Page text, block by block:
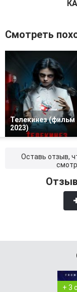
Смотреть
Телекинез (фильм
2023)
Оставь отзыв,
+ 3